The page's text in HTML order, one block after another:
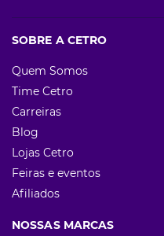
SOBRE A CETRO
Quem Somos
Time Cetro
Carreiras
Blog
Lojas Cetro
Feiras e eventos
Afiliados
NOSSAS MARCAS